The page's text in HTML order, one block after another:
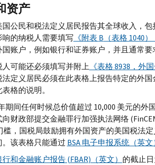
资产
公民和税法定义居民报告其全球收入，
的纳税人需要填写 《附表 B （表格 1040
账户，例如银行和证券账户，并且通常要
可能还必须填写并附上《表格 8938，外
法定义居民必须在此表格上报告特定的外
格的说明。
期间任何时候总价值超过 10,000 美元的
财政部提交金融罪行加强执法网络 (
槛，国税局鼓励拥有外国资产的美国税法
该表格只能通过 BSA电子申报系统（英文
和金融账户报告 (FBAR)（英文） 的截止日